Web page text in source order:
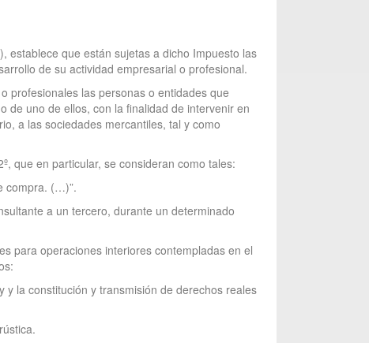
establece que están sujetas a dicho Impuesto las
de su actividad empresarial o profesional.
profesionales las personas o entidades que
de uno de ellos, con la finalidad de intervenir en
a las sociedades mercantiles, tal y como
que en particular, se consideran como tales:
compra. (…)”.
a un tercero, durante un determinado
para operaciones interiores contempladas en el
la constitución y transmisión de derechos reales